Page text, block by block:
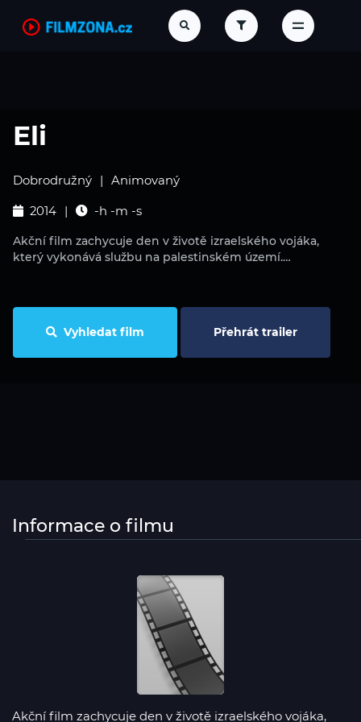
Eli
Dobrodružný Animovaný
2014 -h -m -s
Akční film zachycuje den v životě izraelského vojáka,
který vykonává službu na palestinském území.…
Vyhledat film Přehrát trailer
Informace o filmu
Akční film zachycuje den v životě izraelského vojáka,